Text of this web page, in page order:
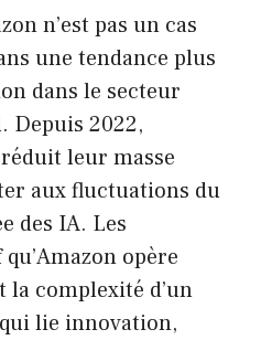
n’est pas un cas
une tendance plus
dans le secteur
Depuis 2022,
leur masse
aux fluctuations du
des IA. Les
opère
complexité d’un
lie innovation,